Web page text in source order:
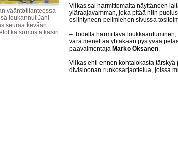
vääntötilanteessa
loukannut Jani
seuraa kevään
katsomosta käsin.
Vilkas sai harmittomalta näyttäneen
yläraajavamman, joka pitää niin
esiintyneen pelimiehen sivussa
– Todella harmittava
vara menettää yhtäkään pystyvää
päävalmentaja Marko Oksanen.
Vilkas ehti ennen kohtalokasta
divisioonan runkosarjaottelua, joissa